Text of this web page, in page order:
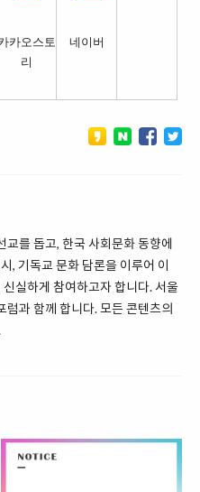
카오스토
리
네이버
를 돕고, 한국 사회문화 동향에
, 기독교 문화 담론을 이루어 이
실하게 참여하고자 합니다. 서울
과 함께 합니다. 모든 콘텐츠의